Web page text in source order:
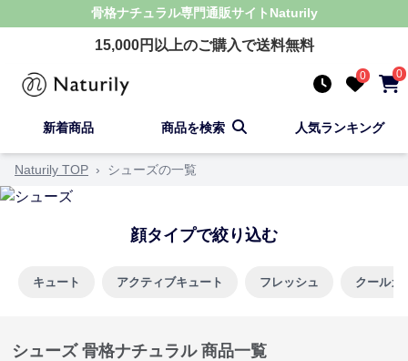
骨格ナチュラル専門通販サイト Naturily
15,000円以上のご購入で送料無料
0 0
新着商品 商品を検索 人気ランキング
Naturily TOP › シューズの一覧
顔タイプで絞り込む
キュート アクティブキュート フレッシュ クールカ
シューズ 骨格ナチュラル 商品一覧